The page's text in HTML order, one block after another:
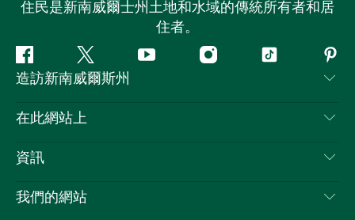
住民是新南威爾士州土地和水域的傳統所有者和居
住者。
Facebook 嘰
嘰
喳
Youtube Instagram抖
造訪新南威爾斯州
聯絡我們
隱私
Cookie 通知
在此網站上
目的地
新南威爾斯州公路旅行
資訊
旅行資訊
我們的網站